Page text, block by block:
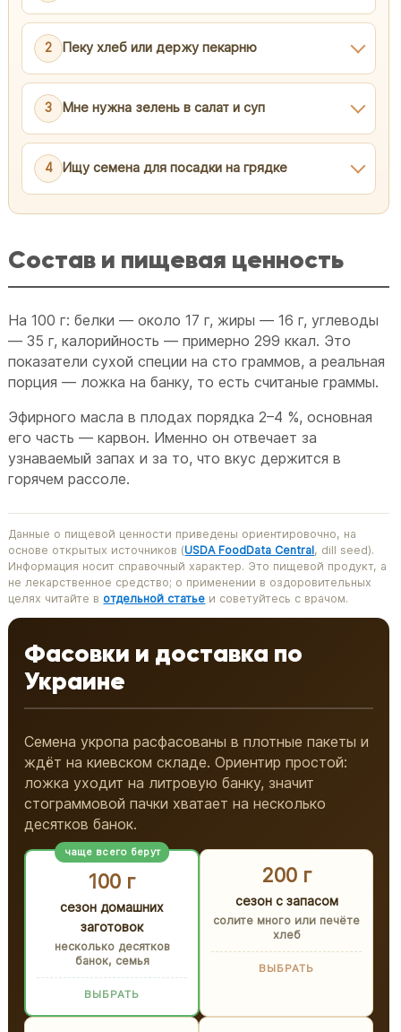
2 Пеку хлеб или держу пекарню
3 Мне нужна зелень в салат и суп
4 Ищу семена для посадки на грядке
Состав и пищевая ценность
На 100 г: белки — около 17 г, жиры — 16 г, углеводы
— 35 г, калорийность — примерно 299 ккал. Это
показатели сухой специи на сто граммов, а реальная
порция — ложка на банку, то есть считаные граммы.
Эфирного масла в плодах порядка 2–4 %, основная
его часть — карвон. Именно он отвечает за
узнаваемый запах и за то, что вкус держится в
горячем рассоле.
Данные о пищевой ценности приведены ориентировочно, на
основе открытых источников (USDA FoodData Central, dill seed).
Информация носит справочный характер. Это пищевой продукт, а
не лекарственное средство; о применении в оздоровительных
целях читайте в отдельной статье и советуйтесь с врачом.
Фасовки и доставка по
Украине
Семена укропа расфасованы в плотные пакеты и
ждёт на киевском складе. Ориентир простой:
ложка уходит на литровую банку, значит
стограммовой пачки хватает на несколько
десятков банок.
чаще всего берут
100 г
сезон домашних
заготовок
несколько десятков
банок, семья
ВЫБРАТЬ
200 г
сезон с запасом
солите много или печёте
хлеб
ВЫБРАТЬ